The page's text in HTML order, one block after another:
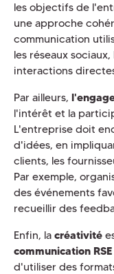
les objectifs de
une approche
communication
les réseaux
interactions
Par ailleurs,
l'intérêt et la
L'entreprise doit
d'idées, en
clients, les
Par exemple,
des événements
recueillir des
Enfin, la créativité
communication RSE
d'utiliser des